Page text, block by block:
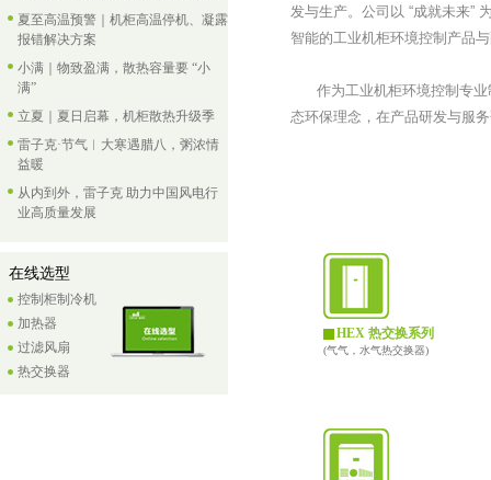
夏至高温预警｜机柜高温停机、凝露
报错解决方案
小满｜物致盈满，散热容量要 “小
满”
立夏｜夏日启幕，机柜散热升级季
雷子克·节气︱大寒遇腊八，粥浓情
益暖
从内到外，雷子克 助力中国风电行
业高质量发展
在线选型
控制柜制冷机
加热器
过滤风扇
热交换器
发与生产。公司以 “成就未来”
智能的工业机柜环境控制产品
作为工业机柜环境控制专业
态环保理念，在产品研发与服
HEX 热交换系列
(气气，水气热交换器)